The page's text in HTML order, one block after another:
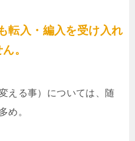
転入・編入を受け入れ
。
える事）については、随
め。